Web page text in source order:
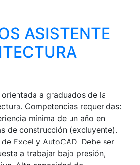
ASISTENTE
a graduados de la
Competencias requeridas:
mínima de un año en
de construcción (excluyente).
Excel y AutoCAD. Debe ser
a trabajar bajo presión,